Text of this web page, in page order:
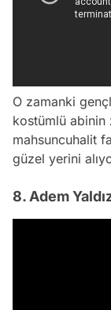
O zamanki
kostümlü abinin
mahsuncuhalit
güzel yerini
8. Adem